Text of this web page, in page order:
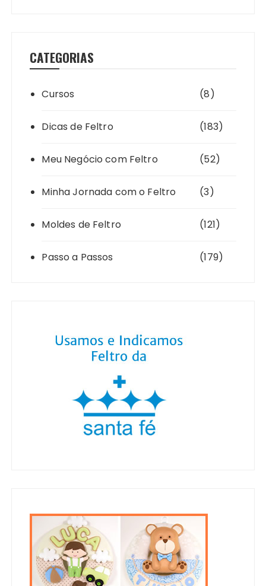
CATEGORIAS
Cursos (8)
Dicas de Feltro (183)
Meu Negócio com Feltro (52)
Minha Jornada com o Feltro (3)
Moldes de Feltro (121)
Passo a Passos (179)